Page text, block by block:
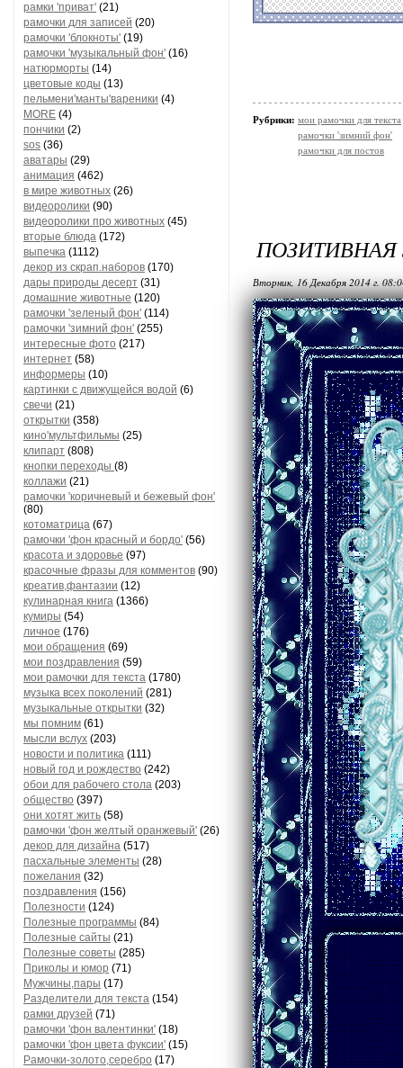
рамки 'приват' (21)
рамочки для записей (20)
рамочки 'блокноты' (19)
рамочки 'музыкальный фон' (16)
натюрморты (14)
цветовые коды (13)
пельмени'манты'вареники (4)
MORE (4)
пончики (2)
sos (36)
аватары (29)
анимация (462)
в мире животных (26)
видеоролики (90)
видеоролики про животных (45)
вторые блюда (172)
выпечка (1112)
декор из скрап.наборов (170)
дары природы десерт (31)
домашние животные (120)
рамочки 'зеленый фон' (114)
рамочки 'зимний фон' (255)
интересные фото (217)
интернет (58)
информеры (10)
картинки с движущейся водой (6)
свечи (21)
открытки (358)
кино'мультфильмы (25)
клипарт (808)
кнопки переходы (8)
коллажи (21)
рамочки 'коричневый и бежевый фон'
(80)
котоматрица (67)
рамочки 'фон красный и бордо' (56)
красота и здоровье (97)
красочные фразы для комментов (90)
креатив,фантазии (12)
кулинарная книга (1366)
кумиры (54)
личное (176)
мои обращения (69)
мои поздравления (59)
мои рамочки для текста (1780)
музыка всех поколений (281)
музыкальные открытки (32)
мы помним (61)
мысли вслух (203)
новости и политика (111)
новый год и рождество (242)
обои для рабочего стола (203)
общество (397)
они хотят жить (58)
рамочки 'фон желтый оранжевый' (26)
декор для дизайна (517)
пасхальные элементы (28)
пожелания (32)
поздравления (156)
Полезности (124)
Полезные программы (84)
Полезные сайты (21)
Полезные советы (285)
Приколы и юмор (71)
Мужчины,пары (17)
Разделители для текста (154)
рамки друзей (71)
рамочки 'фон валентинки' (18)
рамочки 'фон цвета фуксии' (15)
Рамочки-золото,серебро (17)
Рубрики: мои рамочки для текста
рамочки 'зимний фон'
рамочки для постов
Вторник, 16 Декабря 2014 г.